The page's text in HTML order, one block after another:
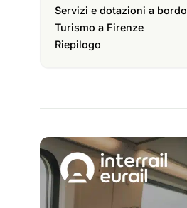
Servizi e dotazioni a bordo
Turismo a Firenze
Riepilogo